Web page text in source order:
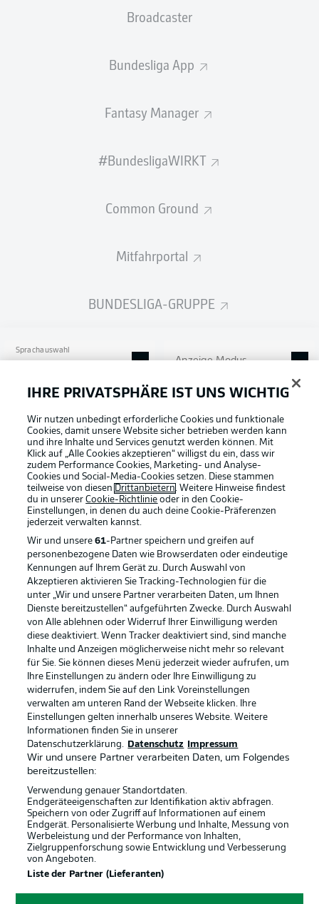
Broadcaster
Bundesliga App
Fantasy Manager
#BundesligaWIRKT
Common Ground
Mitfahrportal
BUNDESLIGA-GRUPPE
Sprachauswahl
Anzeige Modus
Login
gegen 1. FSV Mainz 05 am 17. Spieltag der Saison
Football as it's meant to be
BUNDESLIGA APP
Offizielle Partner
Rechtliche Hinweise Voreinstellungen verwalten
Datenschutz Nutzungsbedingungen
Broadcaster
Jobs Impressum
IHRE PRIVATSPHÄRE IST UNS WICHTIG
Wir nutzen unbedingt erforderliche Cookies und funktionale
Cookies, damit unsere Website sicher betrieben werden kann
und ihre Inhalte und Services genutzt werden können. Mit
Klick auf „Alle Cookies akzeptieren“ willigst du ein, dass wir
zudem Performance Cookies, Marketing- und Analyse-
Cookies und Social-Media-Cookies setzen. Diese stammen
teilweise von diesen Drittanbietern. Weitere Hinweise findest
du in unsererCookie-Richtlinie oder in den Cookie-
Einstellungen, in denen du auch deine Cookie-Präferenzen
jederzeit verwalten kannst.
Wir und unsere61-Partner speichern und greifen auf
personenbezogene Daten wie Browserdaten oder eindeutige
Kennungen auf Ihrem Gerät zu. Durch Auswahl von
Akzeptieren aktivieren Sie Tracking-Technologien für die
unter „Wir und unsere Partner verarbeiten Daten, um Ihnen
Dienste bereitzustellen“ aufgeführten Zwecke. Durch Auswahl
von Alle ablehnen oder Widerruf Ihrer Einwilligung werden
diese deaktiviert. Wenn Tracker deaktiviert sind, sind manche
Inhalte und Anzeigen möglicherweise nicht mehr so relevant
für Sie. Sie können dieses Menü jederzeit wieder aufrufen, um
Ihre Einstellungen zu ändern oder Ihre Einwilligung zu
widerrufen, indem Sie auf den Link Voreinstellungen
verwalten am unteren Rand der Webseite klicken. Ihre
Einstellungen gelten innerhalb unseres Website. Weitere
Informationen finden Sie in unserer
Datenschutzerklärung.
Datenschutz Impressum
Wir und unsere Partner verarbeiten Daten, um Folgendes
bereitzustellen:
Verwendung genauer Standortdaten.
Endgeräteeigenschaften zur Identifikation aktiv abfragen.
Speichern von oder Zugriff auf Informationen auf einem
Endgerät. Personalisierte Werbung und Inhalte, Messung von
Werbeleistung und der Performance von Inhalten,
Zielgruppenforschung sowie Entwicklung und Verbesserung
von Angeboten.
Liste der Partner (Lieferanten)